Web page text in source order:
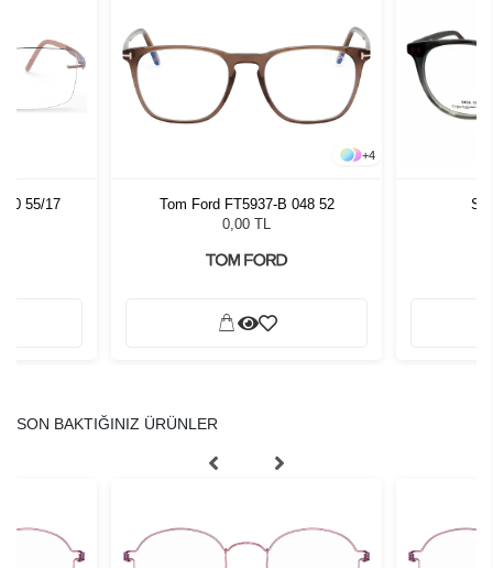
55/17
+4
Tom Ford FT5937-B 048 52
0,00 TL
SON BAKTIĞINIZ ÜRÜNLER